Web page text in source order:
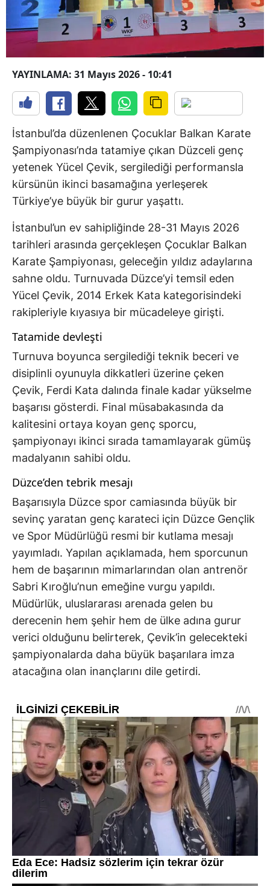
YAYINLAMA: 31 Mayıs 2026 - 10:41
İstanbul’da düzenlenen Çocuklar Balkan Karate
Şampiyonası’nda tatamiye çıkan Düzceli genç
yetenek Yücel Çevik, sergilediği performansla
kürsünün ikinci basamağına yerleşerek
Türkiye’ye büyük bir gurur yaşattı.
İstanbul’un ev sahipliğinde 28-31 Mayıs 2026
tarihleri arasında gerçekleşen Çocuklar Balkan
Karate Şampiyonası, geleceğin yıldız adaylarına
sahne oldu. Turnuvada Düzce’yi temsil eden
Yücel Çevik, 2014 Erkek Kata kategorisindeki
rakipleriyle kıyasıya bir mücadeleye girişti.
Tatamide devleşti
Turnuva boyunca sergilediği teknik beceri ve
disiplinli oyunuyla dikkatleri üzerine çeken
Çevik, Ferdi Kata dalında finale kadar yükselme
başarısı gösterdi. Final müsabakasında da
kalitesini ortaya koyan genç sporcu,
şampiyonayı ikinci sırada tamamlayarak gümüş
madalyanın sahibi oldu.
Düzce’den tebrik mesajı
Başarısıyla Düzce spor camiasında büyük bir
sevinç yaratan genç karateci için Düzce Gençlik
ve Spor Müdürlüğü resmi bir kutlama mesajı
yayımladı. Yapılan açıklamada, hem sporcunun
hem de başarının mimarlarından olan antrenör
Sabri Kıroğlu’nun emeğine vurgu yapıldı.
Müdürlük, uluslararası arenada gelen bu
derecenin hem şehir hem de ülke adına gurur
verici olduğunu belirterek, Çevik’in gelecekteki
şampiyonalarda daha büyük başarılara imza
atacağına olan inançlarını dile getirdi.